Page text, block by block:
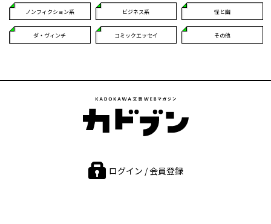
ノンフィクション系 ビジネス系 怪と幽
ダ・ヴィンチ コミックエッセイ その他
ログイン / 会員登録